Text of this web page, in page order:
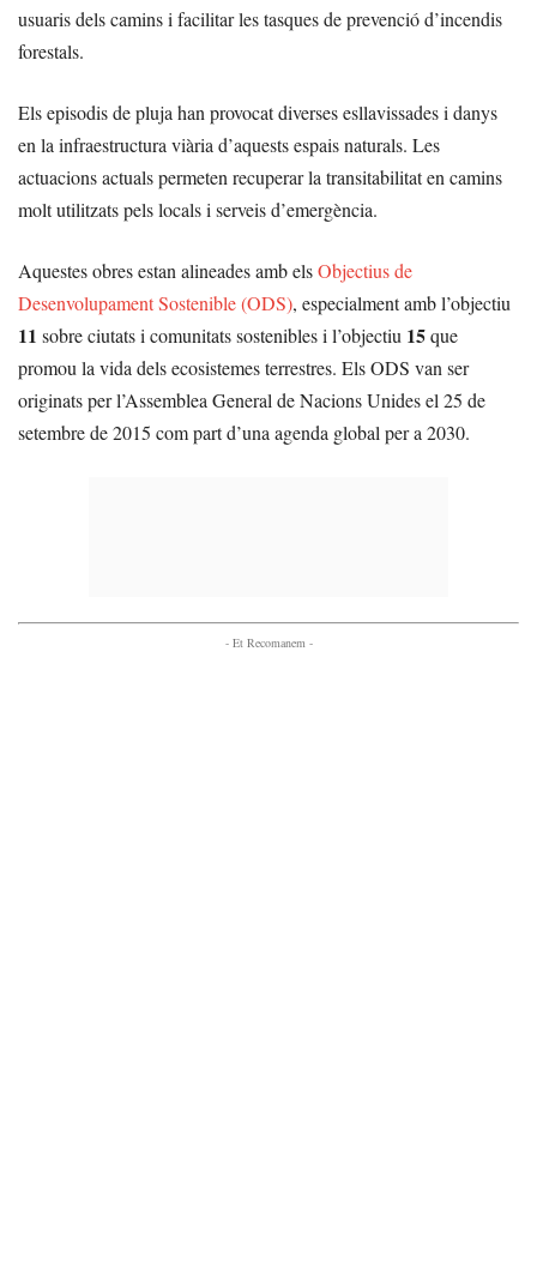
usuaris dels camins i facilitar les tasques de prevenció d’incendis
forestals.
Els episodis de pluja han provocat diverses esllavissades i danys
en la infraestructura viària d’aquests espais naturals. Les
actuacions actuals permeten recuperar la transitabilitat en camins
molt utilitzats pels locals i serveis d’emergència.
Aquestes obres estan alineades amb elsObjectius de
Desenvolupament Sostenible (ODS), especialment amb l’objectiu
11 sobre ciutats i comunitats sostenibles i l’objectiu 15que
promou la vida dels ecosistemes terrestres. Els ODS van ser
originats per l’Assemblea General de Nacions Unides el 25 de
setembre de 2015 com part d’una agenda global per a 2030.
- Et Recomanem -